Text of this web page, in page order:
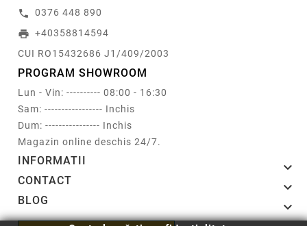
call 0376 448 890
print +40358814594
CUI RO15432686 J1/409/2003
PROGRAM SHOWROOM
Lun - Vin: ---------- 08:00 - 16:30
Sam: ----------------- Inchis
Dum: ---------------- Inchis
Magazin online deschis 24/7.
INFORMATII 
CONTACT 
BLOG 